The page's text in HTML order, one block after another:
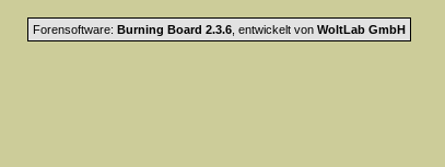
Forensoftware: Burning Board 2.3.6, entwickelt von WoltLab GmbH